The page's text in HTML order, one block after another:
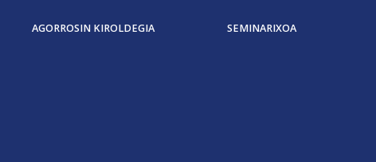
AGORROSIN KIROLDEGIA SEMINARIXOA